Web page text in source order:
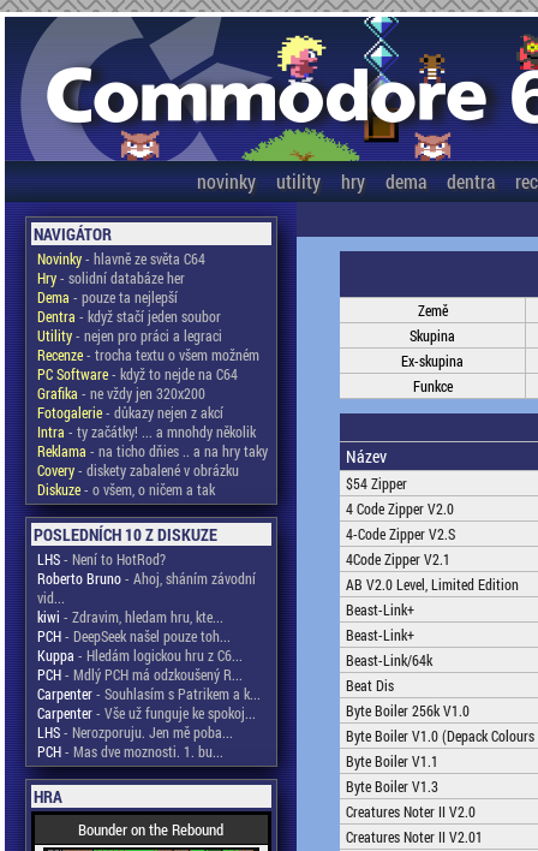
novinky utility hry dema dentra
NAVIGÁTOR
Novinky- hlavně ze světa C64
Hry- solidní databáze her
Dema - pouze ta nejlepší
Dentra - když stačí jeden soubor
Utility- nejen pro práci a legraci
Recenze- trocha textu o všem možném
PC Software- když to nejde na C64
Grafika - ne vždy jen 320x200
Fotogalerie- důkazy nejen z akcí
Intra - ty začátky! ... a mnohdy několik
Reklama - na ticho dňies .. a na hry taky
Covery- diskety zabalené v obrázku
Diskuze- o všem, o ničem a tak
POSLEDNÍCH 10 Z DISKUZE
LHS- Není to HotRod?
Roberto Bruno- Ahoj, sháním závodní
vid...
kiwi - Zdravim, hledam hru, kte...
PCH- DeepSeek našel pouze toh...
Kuppa - Hledám logickou hru z C6...
PCH- Mdlý PCH má odzkoušený R...
Carpenter- Souhlasím s Patrikem a k...
Carpenter- Vše už funguje ke spokoj...
LHS- Nerozporuju. Jen mě poba...
PCH- Mas dve moznosti. 1. bu...
HRA
Bounder on the Rebound
Země
Skupina
Ex-skupina
Funkce
Název
$54 Zipper
4 Code Zipper V2.0
4-Code Zipper V2.S
4Code Zipper V2.1
AB V2.0 Level, Limited Edition
Beast-Link+
Beast-Link+
Beast-Link/64k
Beat Dis
Byte Boiler 256k V1.0
Byte Boiler V1.0 (Depack Colours
Byte Boiler V1.1
Byte Boiler V1.3
Creatures Noter II V2.0
Creatures Noter II V2.01